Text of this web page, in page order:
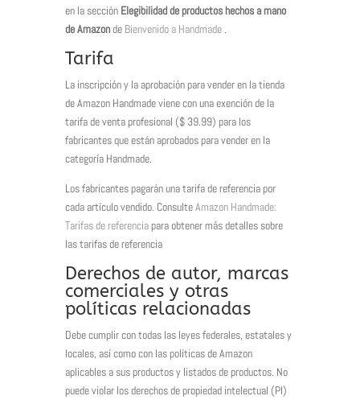
en la sección Elegibilidad de productos hechos a mano
de Amazonde Bienvenido a Handmade.
Tarifa
La inscripción y la aprobación para vender en la tienda
de Amazon Handmade viene con una exención de la
tarifa de venta profesional ($ 39.99) para los
fabricantes que están aprobados para vender en la
categoría Handmade.
Los fabricantes pagarán una tarifa de referencia por
cada artículo vendido. ConsulteAmazon Handmade:
Tarifas de referenciapara obtener más detalles sobre
las tarifas de referencia
Derechos de autor, marcas
comerciales y otras
políticas relacionadas
Debe cumplir con todas las leyes federales, estatales y
locales, así como con las políticas de Amazon
aplicables a sus productos y listados de productos. No
puede violar los derechos de propiedad intelectual (PI)